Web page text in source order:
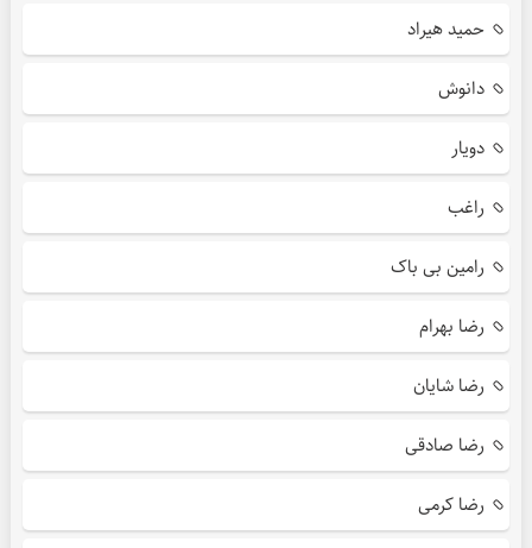
حمید هیراد
دانوش
دویار
راغب
رامین بی باک
رضا بهرام
رضا شایان
رضا صادقی
رضا کرمی